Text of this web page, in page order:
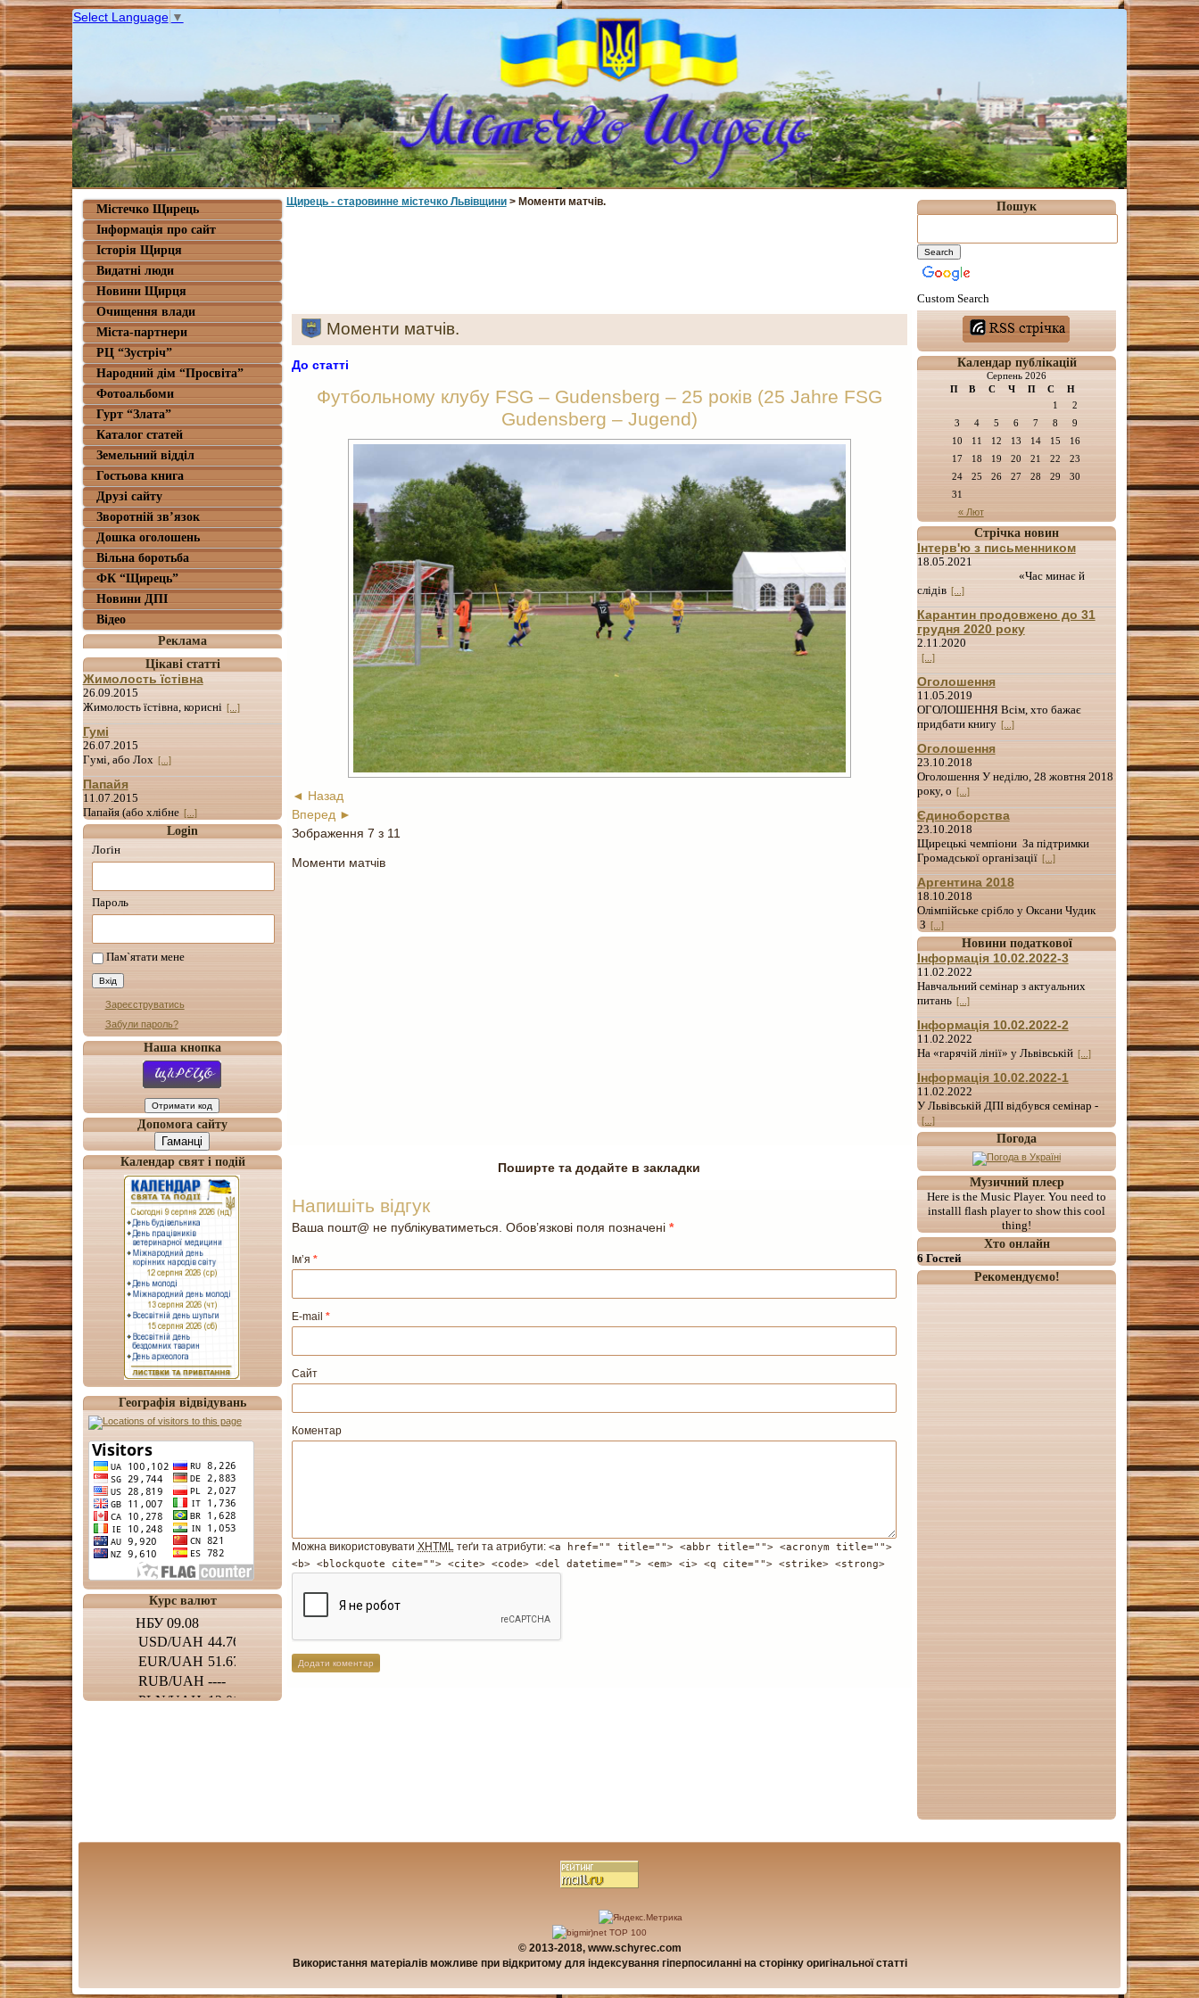
Select Language ▼
Містечко Щирець
Інформація про сайт
Історія Щирця
Видатні люди
Новини Щирця
Очищення влади
Міста-партнери
РЦ “Зустріч”
Народний дім “Просвіта”
Фотоальбоми
Гурт “Злата”
Каталог статей
Земельний відділ
Гостьова книга
Друзі сайту
Зворотній зв’язок
Дошка оголошень
Вільна боротьба
ФК “Щирець”
Новини ДПІ
Відео
Реклама
Цікаві статті
Жимолость їстівна
26.09.2015
Жимолость їстівна, корисні [...]
Гумі
26.07.2015
Гумі, або Лох [...]
Папайя
11.07.2015
Папайя (або хлібне [...]
Login
Лоґін
Пароль
Пам`ятати мене
Зареєструватись
Забули пароль?
Наша кнопка
Допомога сайту
Гаманці
Календар свят і подій
Географія відвідувань
Курс валют
Щирець - старовинне мiстечко Львiвщини> Моменти матчів.
Моменти матчів.
До статті
Футбольному клубу FSG – Gudensberg – 25 років (25 Jahre FSG
Gudensberg – Jugend)
◄ Назад
Вперед ►
Зображення 7 з 11
Моменти матчів
Поширте та додайте в закладки
Напишіть відгук
Ваша пошт@ не публікуватиметься. Обов’язкові поля позначені *
Ім’я *
E-mail *
Сайт
Коментар
Можна використовувати XHTMLтеґи та атрибути: <a href="" title=""> <abbr title=""> <acronym title="">
<b> <blockquote cite=""> <cite> <code> <del datetime=""> <em> <i> <q cite=""> <strike> <strong>
Пошук
Custom Search
Календар публікацій
Серпень 2026
П
В С Ч П С Н
« Лют
1
2
3
4 5 6 7 8
9
10
11 12 13 14 15
16
17
18 19 20 21 22
23
24
25 26 27 28 29
30
31
Стрічка новин
Інтерв'ю з письменником
18.05.2021
«Час минає й
слідів [...]
Карантин продовжено до 31
грудня 2020 року
2.11.2020
[...]
Оголошення
11.05.2019
ОГОЛОШЕННЯ Всім, хто бажає
придбати книгу [...]
Оголошення
23.10.2018
Оголошення У неділю, 28 жовтня 2018
року, о [...]
Єдиноборства
23.10.2018
Щирецькі чемпіони За підтримки
Громадської організації [...]
Аргентина 2018
18.10.2018
Олімпійське срібло у Оксани Чудик
З [...]
Новини податкової
Інформація 10.02.2022-3
11.02.2022
Навчальний семінар з актуальних
питань [...]
Інформація 10.02.2022-2
11.02.2022
На «гарячій лінії» у Львівській [...]
Інформація 10.02.2022-1
11.02.2022
У Львівській ДПІ відбувся семінар -
[...]
Погода
Музичний плеєр
Here is the Music Player. You need to
installl flash player to show this cool
thing!
Хто онлайн
6 Гостей
Рекомендуємо!
© 2013-2018, www.schyrec.com
Використання матеріалів можливе при відкритому для індексування гіперпосиланні на сторінку оригінальної статті